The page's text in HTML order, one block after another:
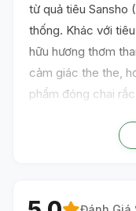
từ quả tiêu Sansho
thống. Khác với
hữu hương thơm
cảm giác the the,
phẩm đóng chai
nướng của xứ Phù